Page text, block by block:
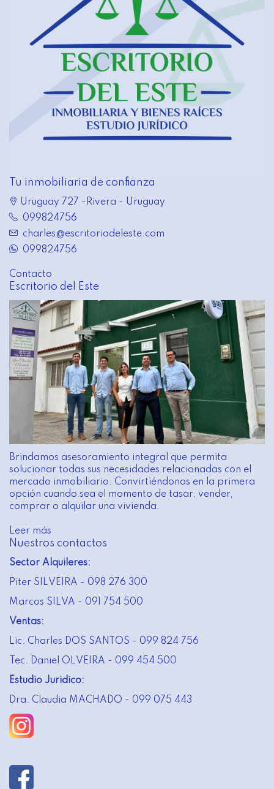
Tu inmobiliaria de confianza
Uruguay 727 -Rivera - Uruguay
099824756
charles@escritoriodeleste.com
099824756
Contacto
Escritorio del Este
Brindamos asesoramiento integral que permita
solucionar todas sus necesidades relacionadas con el
mercado inmobiliario. Convirtiéndonos en la primera
opción cuando sea el momento de tasar, vender,
comprar o alquilar una vivienda.
Leer más
Nuestros contactos
Sector Alquileres:
Piter SILVEIRA - 098 276 300
Marcos SILVA - 091 754 500
Ventas:
Lic. Charles DOS SANTOS - 099 824 756
Tec. Daniel OLVEIRA - 099 454 500
Estudio Juridico:
Dra. Claudia MACHADO - 099 075 443